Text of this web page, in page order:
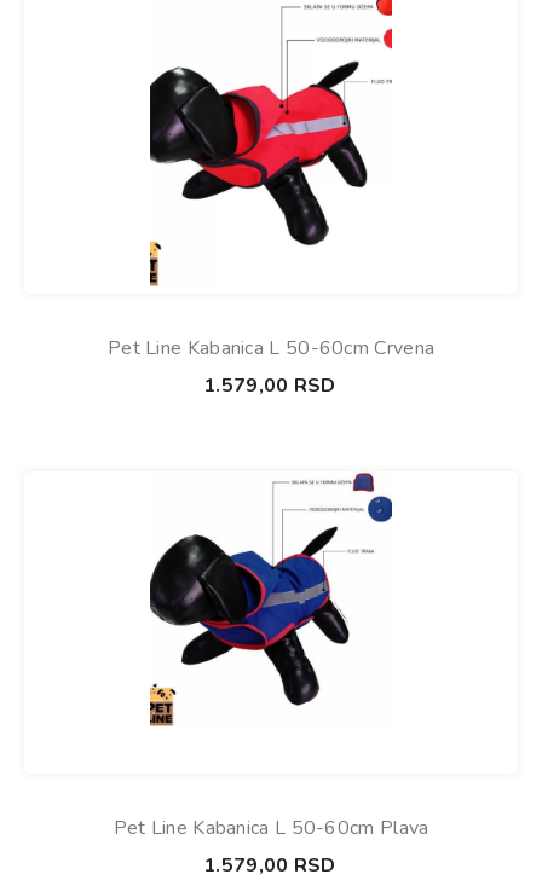
Pet Line Kabanica L 50-60cm Crvena
1.579,00 RSD
Pet Line Kabanica L 50-60cm Plava
1.579,00 RSD